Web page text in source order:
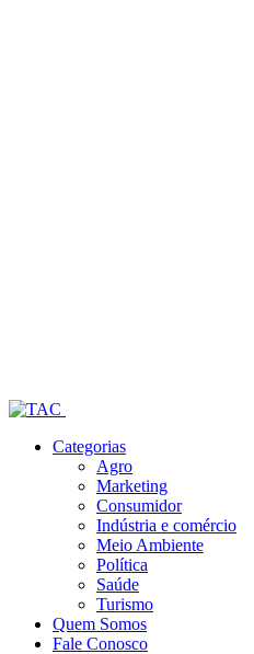
Categorias
Agro
Marketing
Consumidor
Indústria e comércio
Meio Ambiente
Política
Saúde
Turismo
Quem Somos
Fale Conosco